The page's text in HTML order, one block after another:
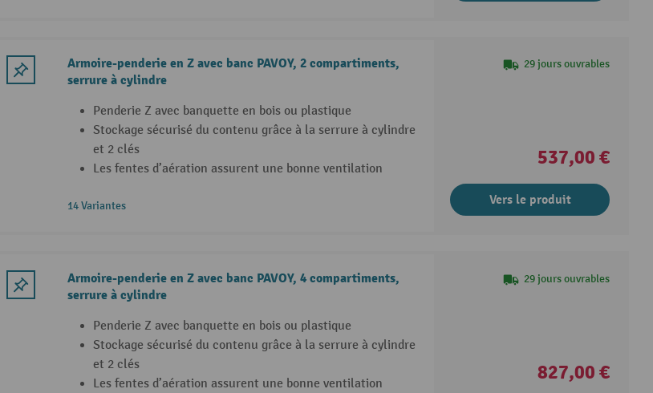
Armoire-penderie en Z avec banc PAVOY, 2 compartiments,
serrure à cylindre
Penderie Z avec banquette en bois ou plastique
Stockage sécurisé du contenu grâce à la serrure à cylindre
et 2 clés
Les fentes d’aération assurent une bonne ventilation
14 Variantes
29 jours ouvrables
537,00 €
Vers le produit
Armoire-penderie en Z avec banc PAVOY, 4 compartiments,
serrure à cylindre
Penderie Z avec banquette en bois ou plastique
Stockage sécurisé du contenu grâce à la serrure à cylindre
et 2 clés
Les fentes d’aération assurent une bonne ventilation
29 jours ouvrables
827,00 €